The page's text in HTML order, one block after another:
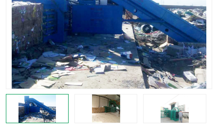
半自动输送机 全自动输送机
冷却塔 食品螺旋塔
撕碎机 木材撕碎机
塑料撕碎机 金属撕碎机